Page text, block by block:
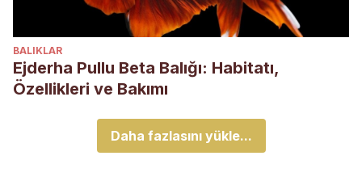
BALIKLAR
Ejderha Pullu Beta Balığı: Habitatı,
Özellikleri ve Bakımı
Daha fazlasını yükle...